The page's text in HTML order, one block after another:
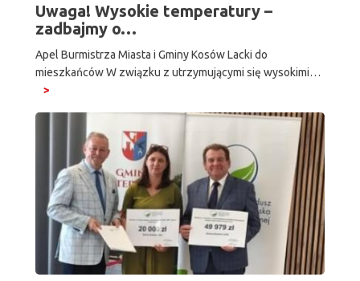
Uwaga! Wysokie temperatury –
zadbajmy o…
Apel Burmistrza Miasta i Gminy Kosów Lacki do
mieszkańców W związku z utrzymującymi się wysokimi…